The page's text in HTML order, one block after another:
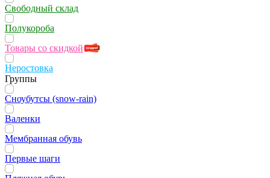
Свободный склад
Полукороба
Товары со скидкой
Неростовка
Группы
Сноубутсы (snow-rain)
Валенки
Мембранная обувь
Первые шаги